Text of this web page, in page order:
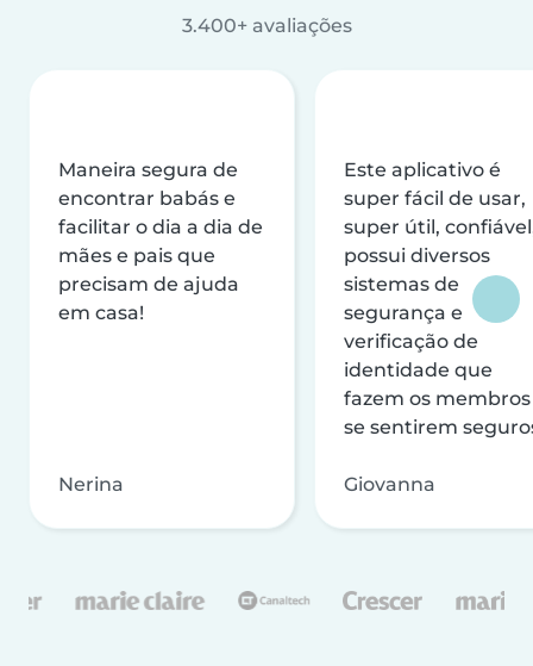
3.400+ avaliações
Maneira segura de
encontrar babás e
facilitar o dia a dia de
mães e pais que
precisam de ajuda
em casa!
Nerina
Este aplicativo é
super fácil de usar,
super útil,
possui diversos
sistemas de
segurança e
verificação de
identidade que
fazem os membros
se sentirem
Giovanna